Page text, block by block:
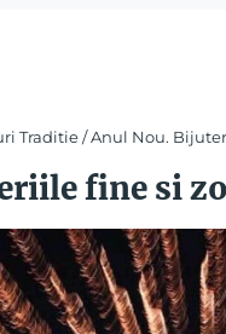
Traditie/ Anul Nou.
fine si